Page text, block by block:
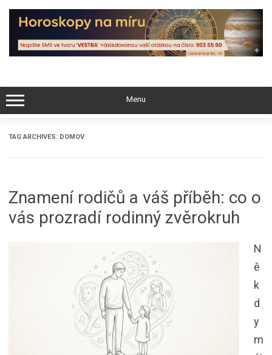
Skip
content
Menu
TAG ARCHIVES: DOMOV
Znamení rodičů a váš příběh: co o
vás prozradí rodinný zvěrokruh
N
ě
k
d
y
m